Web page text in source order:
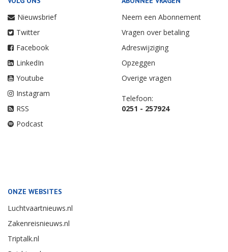
Nieuwsbrief
Twitter
Facebook
LinkedIn
Youtube
Instagram
RSS
Podcast
Neem een Abonnement
Vragen over betaling
Adreswijziging
Opzeggen
Overige vragen
Telefoon:
0251 - 257924
ONZE WEBSITES
Luchtvaartnieuws.nl
Zakenreisnieuws.nl
Triptalk.nl